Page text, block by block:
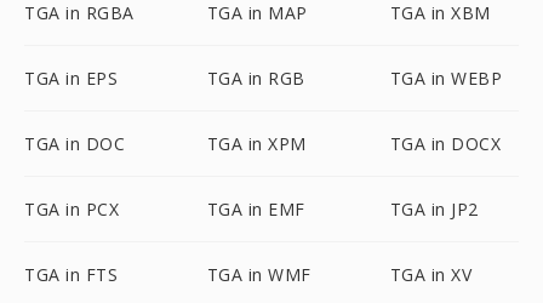
TGA in RGBA TGA in MAP TGA in XBM
TGA in EPS TGA in RGB TGA in WEBP
TGA in DOC TGA in XPM TGA in DOCX
TGA in PCX TGA in EMF TGA in JP2
TGA in FTS TGA in WMF TGA in XV